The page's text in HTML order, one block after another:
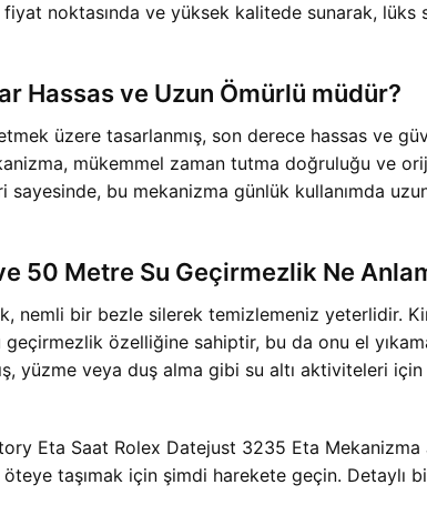
noktasında ve yüksek kalitede sunarak, lüks
Hassas ve Uzun Ömürlü müdür?
üzere tasarlanmış, son derece hassas ve
mükemmel zaman tutma doğruluğu ve
bu mekanizma günlük kullanımda
50 Metre Su Geçirmezlik Ne
nemli bir bezle silerek temizlemeniz yeterlidir.
geçirmezlik özelliğine sahiptir, bu da onu el
yüzme veya duş alma gibi su altı aktiviteleri
Eta Saat Rolex Datejust 3235 Eta
taşımak için şimdi harekete geçin. Detaylı